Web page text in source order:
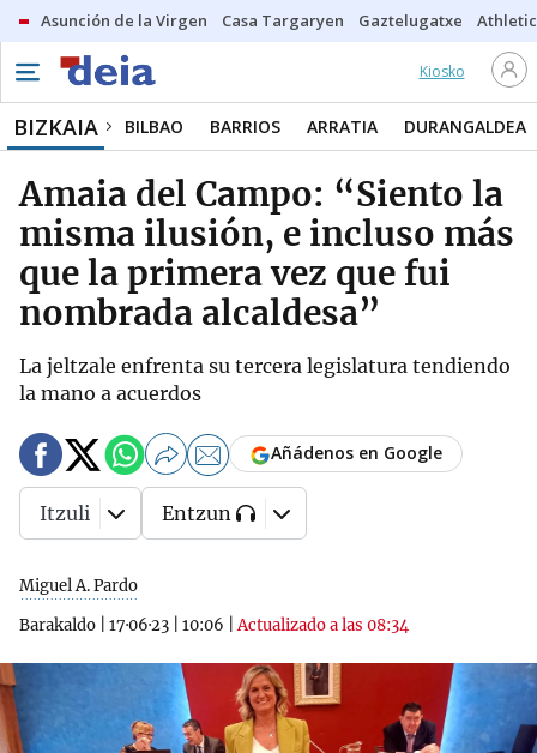
Asunción de la Virgen Casa Targaryen Gaztelugatxe Athletic
Kiosko
BIZKAIA BILBAO BARRIOS ARRATIA DURANGALDEA
Amaia del Campo: “Siento la
misma ilusión, e incluso más
que la primera vez que fui
nombrada alcaldesa”
La jeltzale enfrenta su tercera legislatura tendiendo
la mano a acuerdos
Miguel A. Pardo
Barakaldo
17·06·23 10:06 |Actualizado a las 08:34
Añádenos en Google
Itzuli Entzun